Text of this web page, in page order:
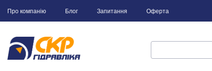
Про компанію Блог Запитання Оферта